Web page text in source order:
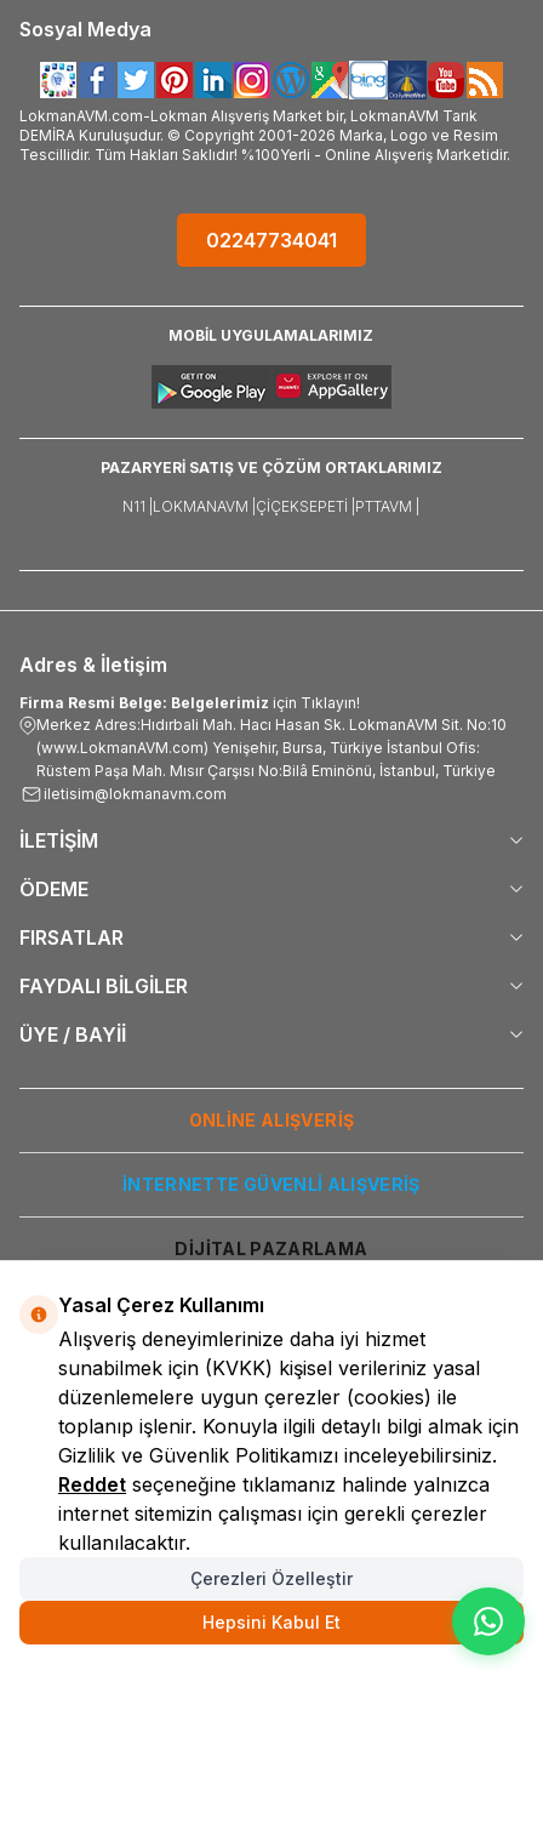
Sosyal Medya
LokmanAVM.com-Lokman Alışveriş Market bir, LokmanAVM Tarık
DEMİRA Kuruluşudur. © Copyright 2001-2026 Marka, Logo ve Resim
Tescillidir. Tüm Hakları Saklıdır! %100Yerli - Online Alışveriş Marketidir.
02247734041
MOBİL UYGULAMALARIMIZ
PAZARYERİ SATIŞ VE ÇÖZÜM ORTAKLARIMIZ
N11 | LOKMANAVM | ÇIÇEKSEPETI | PTTAVM |
Adres & İletişim
Firma Resmi Belge: Belgelerimiz için Tıklayın!
Merkez Adres:Hıdırbali Mah. Hacı Hasan Sk. LokmanAVM Sit. No:10
(www.LokmanAVM.com) Yenişehir, Bursa, Türkiye İstanbul Ofis:
Rüstem Paşa Mah. Mısır Çarşısı No:Bilâ Eminönü, İstanbul, Türkiye
iletisim@lokmanavm.com
İLETİŞİM
ÖDEME
FIRSATLAR
FAYDALI BİLGİLER
ÜYE / BAYİİ
ONLİNE ALIŞVERİŞ
İNTERNETTE GÜVENLİ ALIŞVERİŞ
DİJİTAL PAZARLAMA
LokmanAVM
Yasal Çerez Kullanımı
Alışveriş deneyimlerinize daha iyi hizmet
sunabilmek için (KVKK) kişisel verileriniz yasal
düzenlemelere uygun çerezler (cookies) ile
toplanıp işlenir. Konuyla ilgili detaylı bilgi almak için
Gizlilik ve Güvenlik Politikamızı inceleyebilirsiniz.
Reddet seçeneğine tıklamanız halinde yalnızca
internet sitemizin çalışması için gerekli çerezler
kullanılacaktır.
Çerezleri Özelleştir
Hepsini Kabul Et